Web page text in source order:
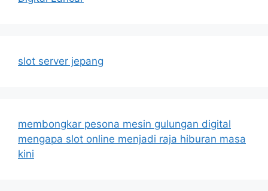
slot server jepang
membongkar pesona mesin gulungan digital
mengapa slot online menjadi raja hiburan masa
kini